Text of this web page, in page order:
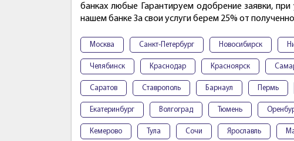
банках любые Гарантируем одобрение заявки,
нашем банке За свои услуги берем 25% от
Москва Санкт-Петербург Новосибирск
Челябинск Краснодар Красноярск
Саратов Ставрополь Барнаул Пермь
Екатеринбург Волгоград Тюмень
Кемерово Тула Сочи Ярославль